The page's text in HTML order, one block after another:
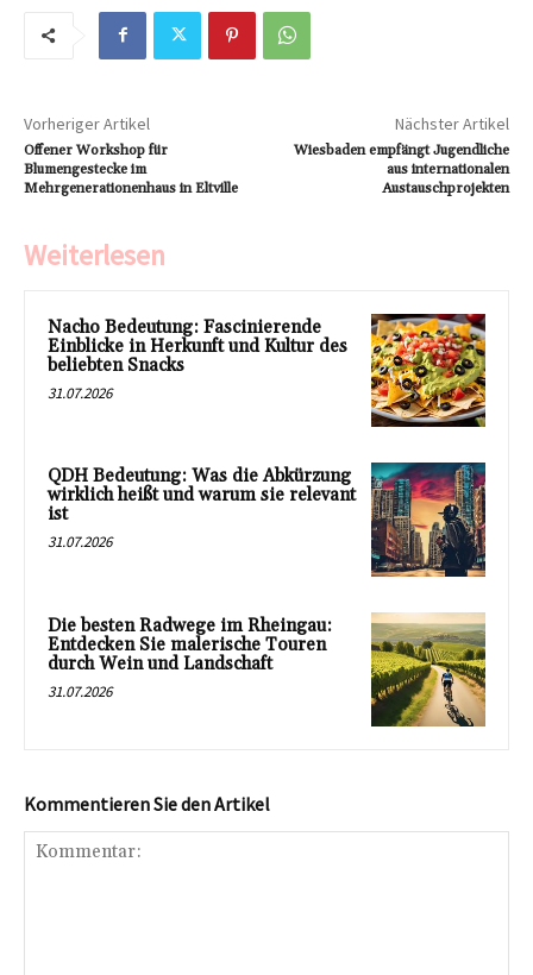
Vorheriger Artikel
Offener Workshop für
Blumengestecke im
Mehrgenerationenhaus in Eltville
Nächster Artikel
Wiesbaden empfängt Jugendliche
aus internationalen
Austauschprojekten
Weiterlesen
Nacho Bedeutung: Fascinierende
Einblicke in Herkunft und Kultur des
beliebten Snacks
31.07.2026
QDH Bedeutung: Was die Abkürzung
wirklich heißt und warum sie relevant
ist
31.07.2026
Die besten Radwege im Rheingau:
Entdecken Sie malerische Touren
durch Wein und Landschaft
31.07.2026
Kommentieren Sie den Artikel